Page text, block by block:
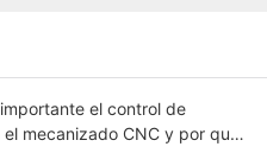
el control de
el mecanizado CNC y por qué